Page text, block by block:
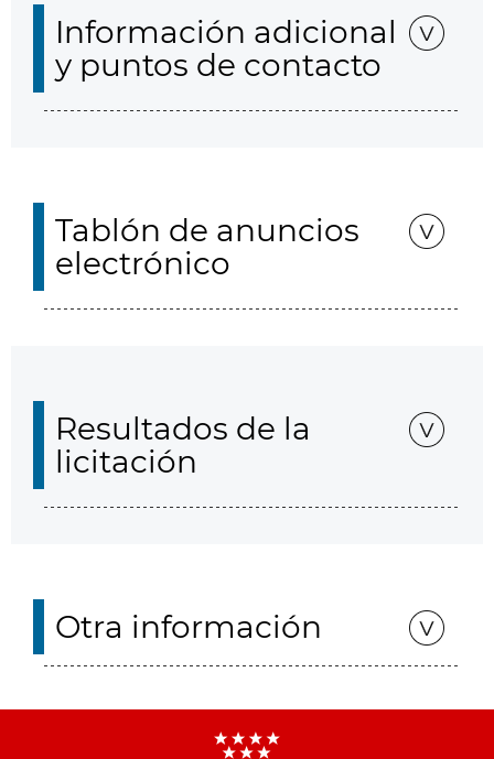
Información adicional
y puntos de contacto
Tablón de anuncios
electrónico
Resultados de la
licitación
Otra información